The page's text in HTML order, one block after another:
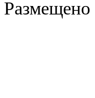
Размещено